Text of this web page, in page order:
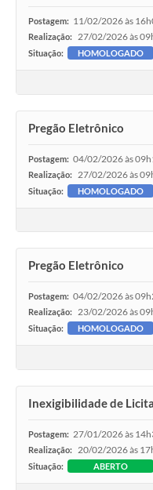
Postagem: 11/02/2026 às
Realização: 27/02/2026 às
Situação: HOMOLOGADO
Pregão Eletrônico
Postagem: 04/02/2026 às
Realização: 27/02/2026 às
Situação: HOMOLOGADO
Pregão Eletrônico
Postagem: 04/02/2026 às
Realização: 23/02/2026 às
Situação: HOMOLOGADO
Inexigibilidade de
Postagem: 27/01/2026 às
Realização: 20/02/2026 às
Situação: ABERTO